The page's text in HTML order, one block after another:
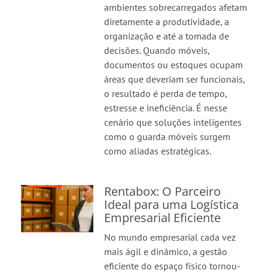
ambientes sobrecarregados afetam
diretamente a produtividade, a
organização e até a tomada de
decisões. Quando móveis,
documentos ou estoques ocupam
áreas que deveriam ser funcionais,
o resultado é perda de tempo,
estresse e ineficiência. É nesse
cenário que soluções inteligentes
como o guarda móveis surgem
como aliadas estratégicas.
Rentabox: O Parceiro
Ideal para uma Logística
Empresarial Eficiente
No mundo empresarial cada vez
mais ágil e dinâmico, a gestão
eficiente do espaço físico tornou-